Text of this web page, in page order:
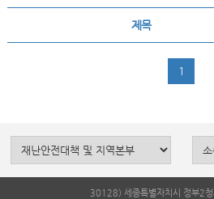
제목
1
30128) 세종특별자치시 정부2